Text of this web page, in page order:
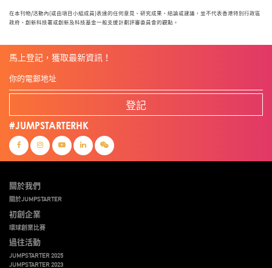
在本刊物/活動內(或由項目小組成員)表達的任何意見、研究成果、結論或建議，並不代表香港特別行政區
政府、創新科技署或創新及科技基金一般支援計劃評審委員會的觀點。
馬上登記，獲取最新資訊！
登記
#JUMPSTARTERHK
關於我們
關於JUMPSTARTER
初創企業
環球創業比賽
過往活動
JUMPSTARTER 2025
JUMPSTARTER 2023